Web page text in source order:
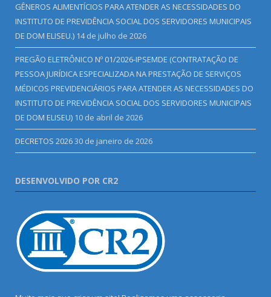
GÊNEROS ALIMENTÍCIOS PARA ATENDER AS NECESSIDADES DO
INSTITUTO DE PREVIDÊNCIA SOCIAL DOS SERVIDORES MUNICIPAIS
DE DOM ELISEU.) 14 de julho de 2026
PREGÃO ELETRÔNICO Nº 01/2026-IPSEMDE (CONTRATAÇÃO DE
PESSOA JURÍDICA ESPECIALIZADA NA PRESTAÇÃO DE SERVIÇOS
MÉDICOS PREVIDENCIÁRIOS PARA ATENDER AS NECESSIDADES DO
INSTITUTO DE PREVIDÊNCIA SOCIAL DOS SERVIDORES MUNICIPAIS
DE DOM ELISEU) 10 de abril de 2026
DECRETOS 202630 de janeiro de 2026
DESENVOLVIDO POR CR2